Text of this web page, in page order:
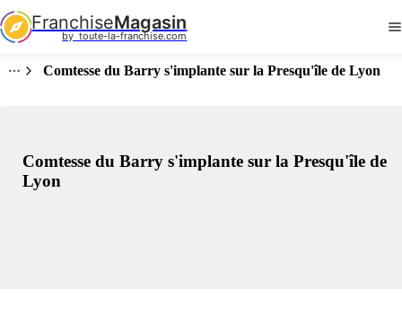
FranchiseMagasin
by  toute-la-franchise.com
Comtesse du Barry s'implante sur la Presqu'île de Lyon
Comtesse du Barry s'implante sur la Presqu'île de
Lyon